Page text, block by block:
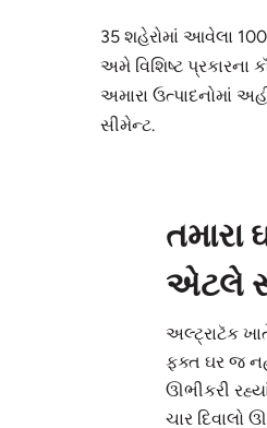
35 શહેરોમાં આવેલા
અમે વિશિષ્ટ પ્રકારના
અમારા ઉત્પાદનોમાં
સીમેન્ટ.
એટલે
અલ્ટ્રાટૅક
ફક્ત ઘર જ
ઊભીકરી
ચાર દિવાલો